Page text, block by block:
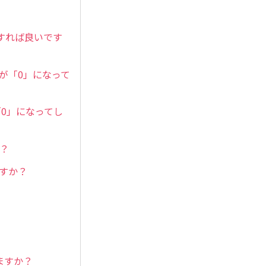
れば良いです
「0」になって
」になってし
か？
か？